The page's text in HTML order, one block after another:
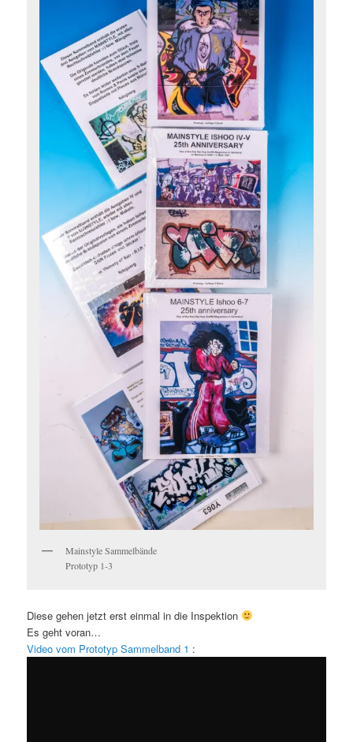
Mainstyle Sammelbände
Prototyp 1-3
Diese gehen jetzt erst einmal in die Inspektion
Es geht voran…
Video vom Prototyp Sammelband 1 :